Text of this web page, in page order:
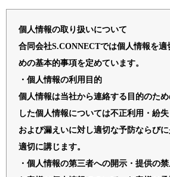
個人情報の取り扱いについて
合同会社S.CONNECTでは個人情報を適
めの基本的事項を定めています。
・個人情報の利用目的
個人情報は当社から連絡する目的のた
した個人情報については不正利用・紛失
および漏えいに対し適切な予防ならび
適切に講じます。
・個人情報の第三者への開示・提供の禁